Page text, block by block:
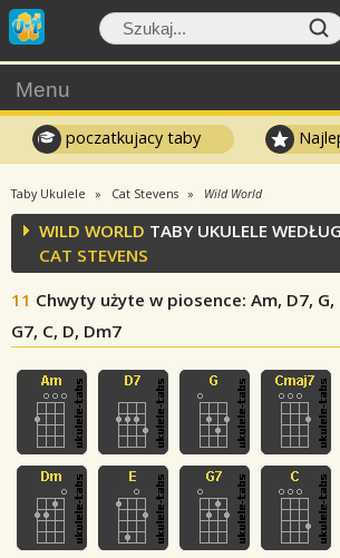
Menu
poczatkujacy taby
Taby Ukulele Cat Stevens Wild World
WILD WORLD TABY UKULELE WEDŁUG
CAT STEVENS
11 Chwyty użyte w piosence: Am, D7, G,
G7, C, D, Dm7